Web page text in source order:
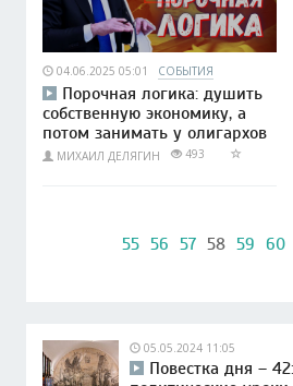
04.06.2025 05:01 СОБЫТИЯ
Порочная логика: душить
собственную экономику, а
потом занимать у олигархов
МИХАИЛ ДЕЛЯГИН 493
55 56 57 58 59 60
05.05.2024 11:05
Повестка дня –